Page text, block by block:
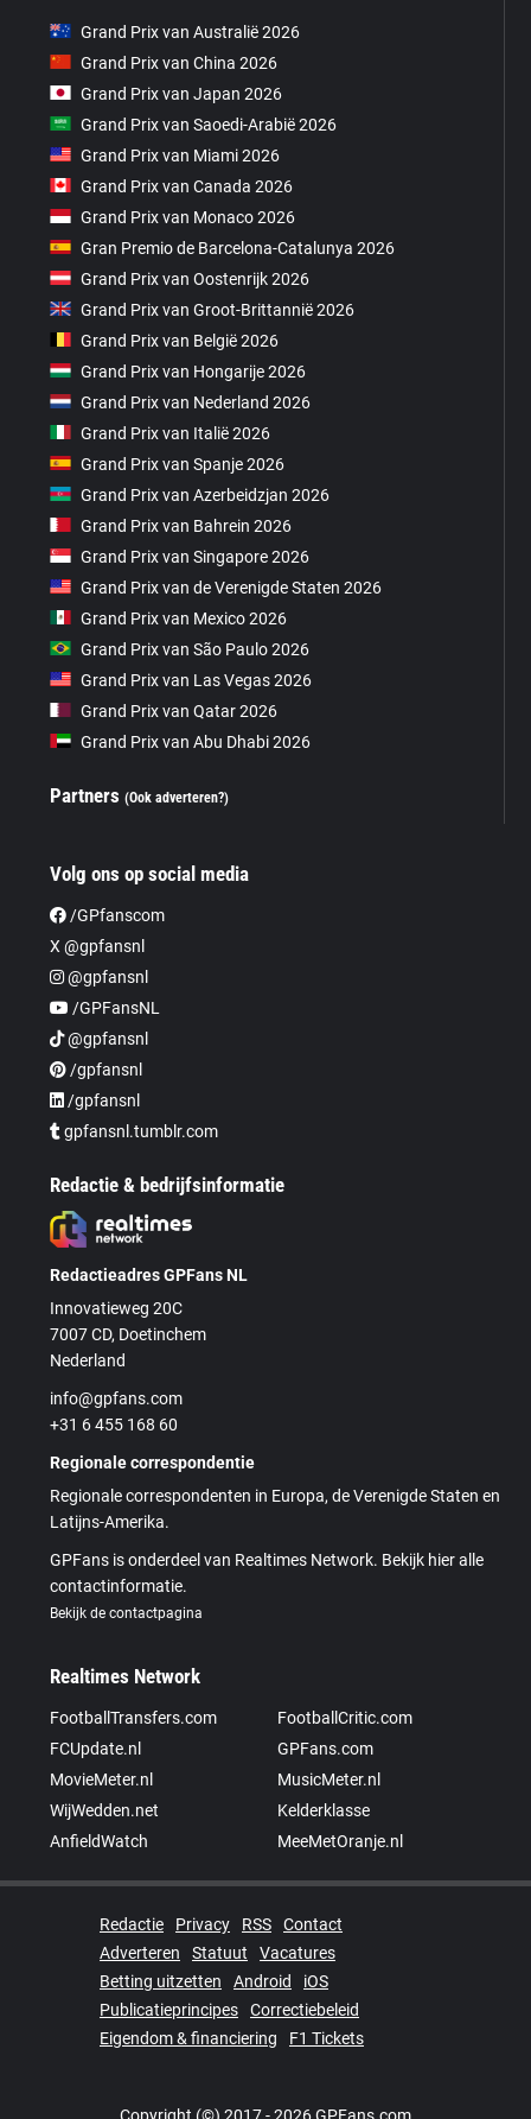
Grand Prix van Australië 2026
Grand Prix van China 2026
Grand Prix van Japan 2026
Grand Prix van Saoedi-Arabië 2026
Grand Prix van Miami 2026
Grand Prix van Canada 2026
Grand Prix van Monaco 2026
Gran Premio de Barcelona-Catalunya 2026
Grand Prix van Oostenrijk 2026
Grand Prix van Groot-Brittannië 2026
Grand Prix van België 2026
Grand Prix van Hongarije 2026
Grand Prix van Nederland 2026
Grand Prix van Italië 2026
Grand Prix van Spanje 2026
Grand Prix van Azerbeidzjan 2026
Grand Prix van Bahrein 2026
Grand Prix van Singapore 2026
Grand Prix van de Verenigde Staten 2026
Grand Prix van Mexico 2026
Grand Prix van São Paulo 2026
Grand Prix van Las Vegas 2026
Grand Prix van Qatar 2026
Grand Prix van Abu Dhabi 2026
Partners(Ook adverteren?)
Volg ons op social media
/GPfanscom
X @gpfansnl
@gpfansnl
/GPFansNL
@gpfansnl
/gpfansnl
/gpfansnl
gpfansnl.tumblr.com
Redactie & bedrijfsinformatie
Redactieadres GPFans NL
Innovatieweg 20C
7007 CD, Doetinchem
Nederland
info@gpfans.com
+31 6 455 168 60
Regionale correspondentie
Regionale correspondenten in Europa, de Verenigde Staten en
Latijns-Amerika.
GPFans is onderdeel van Realtimes Network. Bekijk hier alle
contactinformatie.
Bekijk de contactpagina
Realtimes Network
FootballTransfers.com
FootballCritic.com
FCUpdate.nl
GPFans.com
MovieMeter.nl
MusicMeter.nl
WijWedden.net
Kelderklasse
AnfieldWatch
MeeMetOranje.nl
Redactie Privacy RSS
Contact
Adverteren
Statuut
Vacatures
Betting uitzetten
Android
iOS
Publicatieprincipes
Correctiebeleid
Eigendom & financiering
F1 Tickets
Copyright (©) 2017 - 2026 GPFans.com